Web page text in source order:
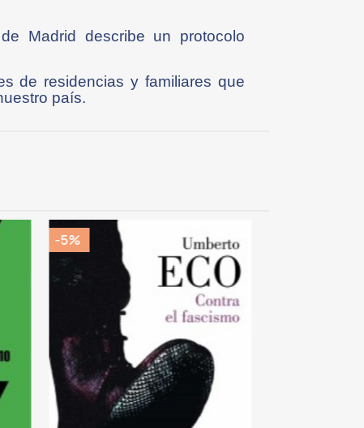
Madrid describe un protocolo
de residencias y familiares que
país.
-5%